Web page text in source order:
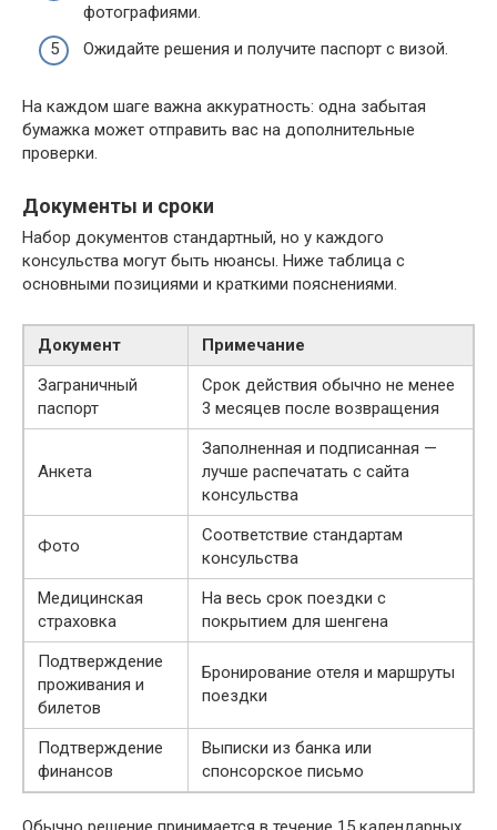
фотографиями.
Ожидайте решения и получите паспорт с визой.
На каждом шаге важна аккуратность: одна забытая
бумажка может отправить вас на дополнительные
проверки.
Документы и сроки
Набор документов стандартный, но у каждого
консульства могут быть нюансы. Ниже таблица с
основными позициями и краткими пояснениями.
Документ
Примечание
Заграничный
паспорт
Срок действия обычно не менее
3 месяцев после возвращения
Анкета
Заполненная и подписанная —
лучше распечатать с сайта
консульства
Фото
Соответствие стандартам
консульства
Медицинская
страховка
На весь срок поездки с
покрытием для шенгена
Подтверждение
проживания и
билетов
Бронирование отеля и маршруты
поездки
Подтверждение
финансов
Выписки из банка или
спонсорское письмо